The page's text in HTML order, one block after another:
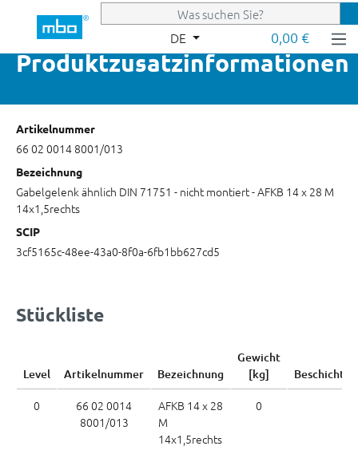
Zum Hauptinhalt springen
DE 0,00 €
Produktzusatzinformationen
Artikelnummer
66 02 0014 8001/013
Bezeichnung
Gabelgelenk ähnlich DIN 71751 - nicht montiert - AFKB 14 x 28 M
14x1,5rechts
SCIP
3cf5165c-48ee-43a0-8f0a-6fb1bb627cd5
Stückliste
Level Artikelnummer Bezeichnung
Gewicht
[kg]
0
66 02 0014
8001/013
AFKB 14 x 28
M
14x1,5rechts
0